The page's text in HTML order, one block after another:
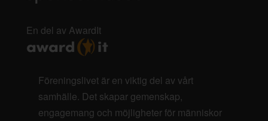
En del av AwardIt
Föreningslivet är en viktig del av vårt
samhälle. Det skapar gemenskap,
engagemang och möjligheter för människor